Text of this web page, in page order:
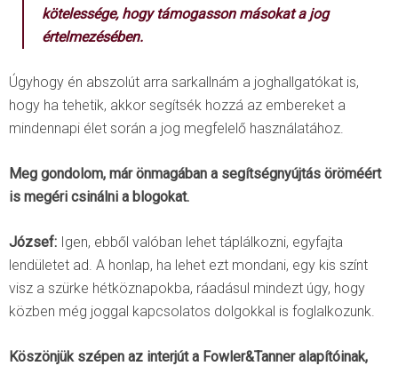
kötelessége, hogy támogasson másokat a jog
értelmezésében.
Úgyhogy én abszolút arra sarkallnám a joghallgatókat is,
hogy ha tehetik, akkor segítsék hozzá az embereket a
mindennapi élet során a jog megfelelő használatához.
Meg gondolom, már önmagában a segítségnyújtás öröméért
is megéri csinálni a blogokat.
József: Igen, ebből valóban lehet táplálkozni, egyfajta
lendületet ad. A honlap, ha lehet ezt mondani, egy kis színt
visz a szürke hétköznapokba, ráadásul mindezt úgy, hogy
közben még joggal kapcsolatos dolgokkal is foglalkozunk.
Köszönjük szépen az interjút a Fowler&Tanner alapítóinak,